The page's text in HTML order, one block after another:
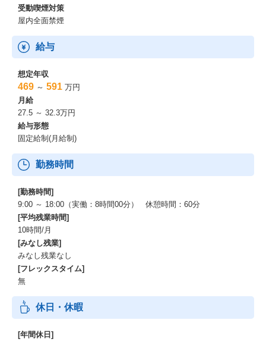
受動喫煙対策
屋内全面禁煙
給与
想定年収
469 ～ 591 万円
月給
27.5 ～ 32.3万円
給与形態
固定給制(月給制)
勤務時間
[勤務時間]
9:00 ～ 18:00（実働：8時間00分） 休憩時間：60分
[平均残業時間]
10時間/月
[みなし残業]
みなし残業なし
[フレックスタイム]
無
休日・休暇
[年間休日]